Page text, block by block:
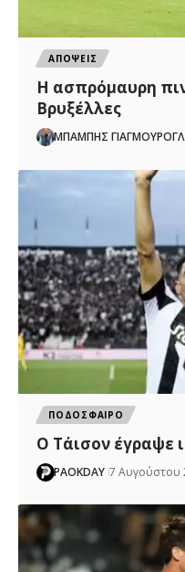
ΑΠΟΨΕΙΣ
Η ασπρόμαυρη
Βρυξέλλες
ΜΠΑΜΠΗΣ
ΠΟΔΟΣΦΑΙΡΟ
Ο Τάισον έγραψε
PAOKDAY 7 Αυγούστου